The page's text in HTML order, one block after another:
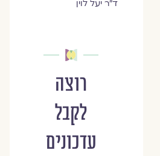
ד"ר יעל לוין
רוצה
לקבל
עדכונים